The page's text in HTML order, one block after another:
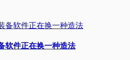
软件正在换一种造法